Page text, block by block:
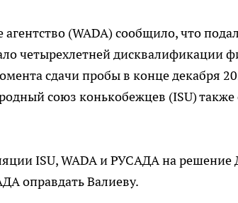
(WADA) сообщило, что
четырехлетней дисквалификации
сдачи пробы в конце декабря
союз конькобежцев (ISU) также
ISU, WADA и РУСАДА на
оправдать Валиеву.